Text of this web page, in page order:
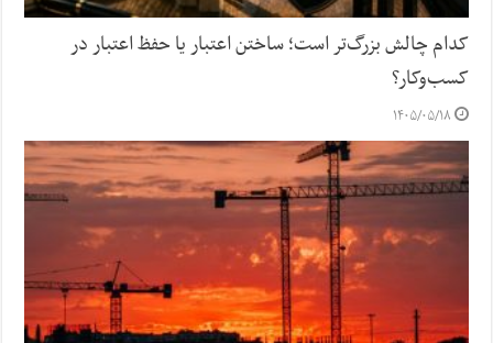
کدام چالش بزرگ‌تر است؛ ساختن اعتبار یا حفظ اعتبار در
کسب‌وکار؟
۱۴۰۵/۰۵/۱۸